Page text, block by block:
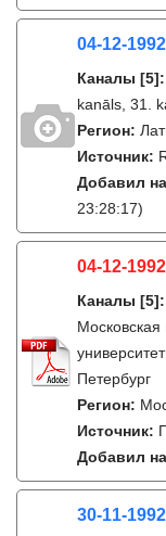
04-12-1992
Каналы [5]:
kanāls, 31.
Регион:
Источник:
Добавил
23:28:17)
04-12-
Каналы [5]:
Петербург
Регион:
Источник:
Добавил
30-11-